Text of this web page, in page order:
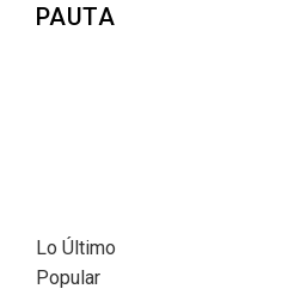
PAUTA
Lo Último
Popular